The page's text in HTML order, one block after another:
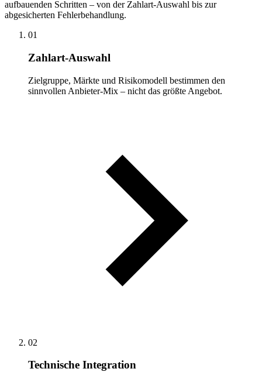
aufbauenden Schritten – von der Zahlart-Auswahl bis zur
abgesicherten Fehlerbehandlung.
01
Zahlart-Auswahl
Zielgruppe, Märkte und Risikomodell bestimmen den
sinnvollen Anbieter-Mix – nicht das größte Angebot.
02
Technische Integration